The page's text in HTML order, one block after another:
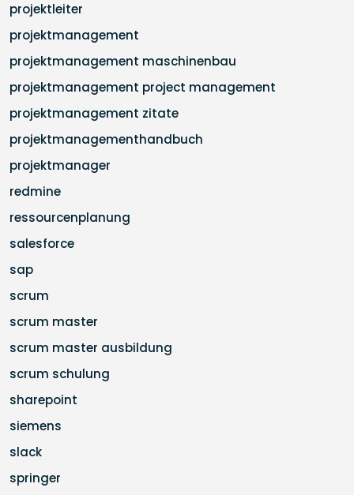
projektleiter
projektmanagement
projektmanagement maschinenbau
projektmanagement project management
projektmanagement zitate
projektmanagementhandbuch
projektmanager
redmine
ressourcenplanung
salesforce
sap
scrum
scrum master
scrum master ausbildung
scrum schulung
sharepoint
siemens
slack
springer